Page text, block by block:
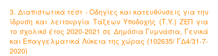
3. Διαπιστωτικά τέστ - Οδηγίες και κατευθύνσεις για την
ίδρυση και λειτουργία Τάξεων Υποδοχής (Τ.Υ.) ΖΕΠ για
το σχολικό έτος 2020-2021 σε Δημόσια Γυμνάσια, Γενικά
και Επαγγελματικά Λύκεια της χώρας (102635/ ΓΔ4/31-7-
2020)